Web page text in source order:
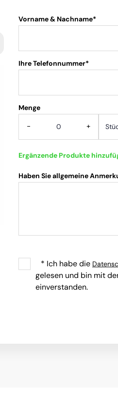
Vorname & Nachname*
Ihre Telefonnummer*
Menge
- +
Ergänzende Produkte
Haben Sie allgemeine
* Ich habe die
gelesen und bin mit
einverstanden.